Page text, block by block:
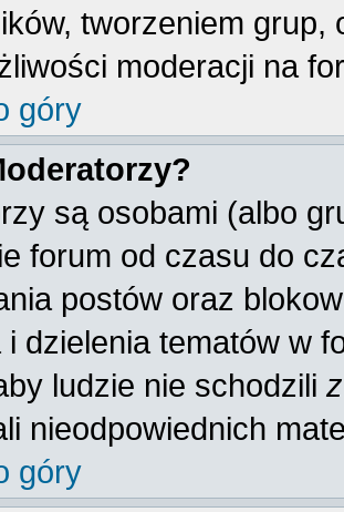
tworzeniem
moderacji na
góry
są osobami (albo
forum od czasu do
postów oraz
i dzielenia tematów w
ludzie nie schodzili
nieodpowiednich
góry